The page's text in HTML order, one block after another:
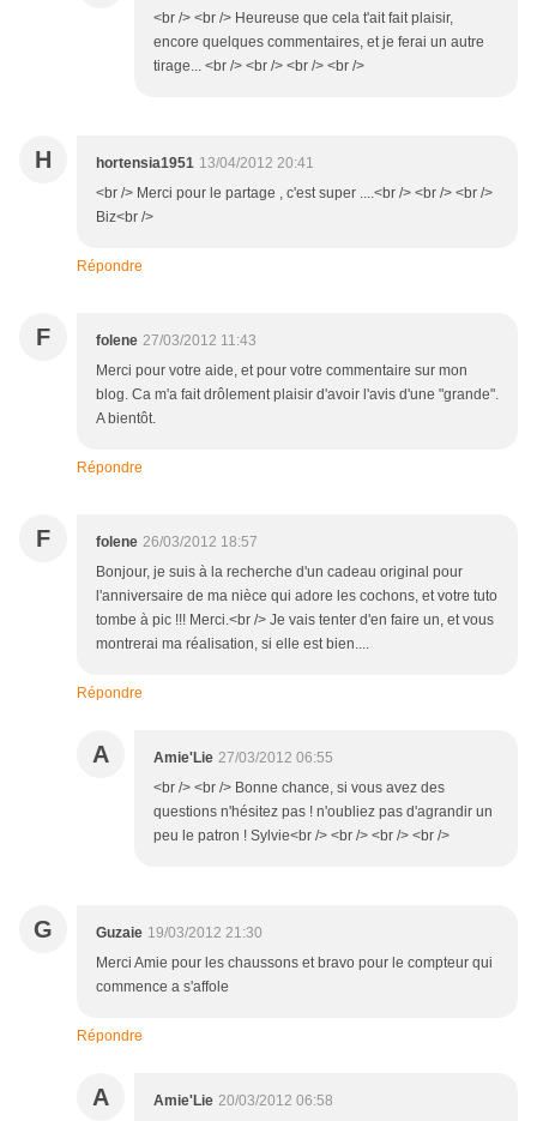
<br /> <br /> Heureuse que cela t'ait fait plaisir,
encore quelques commentaires, et je ferai un autre
tirage... <br /> <br /> <br /> <br />
H hortensia1951 13/04/2012 20:41
<br /> Merci pour le partage , c'est super ....<br /> <br /> <br />
Biz<br />
Répondre
F folene 27/03/2012 11:43
Merci pour votre aide, et pour votre commentaire sur mon
blog. Ca m'a fait drôlement plaisir d'avoir l'avis d'une "grande".
A bientôt.
Répondre
F folene 26/03/2012 18:57
Bonjour, je suis à la recherche d'un cadeau original pour
l'anniversaire de ma nièce qui adore les cochons, et votre tuto
tombe à pic !!! Merci.<br /> Je vais tenter d'en faire un, et vous
montrerai ma réalisation, si elle est bien....
Répondre
A Amie'Lie 27/03/2012 06:55
<br /> <br /> Bonne chance, si vous avez des
questions n'hésitez pas ! n'oubliez pas d'agrandir un
peu le patron ! Sylvie<br /> <br /> <br /> <br />
G Guzaie 19/03/2012 21:30
Merci Amie pour les chaussons et bravo pour le compteur qui
commence a s'affole
Répondre
A Amie'Lie 20/03/2012 06:58